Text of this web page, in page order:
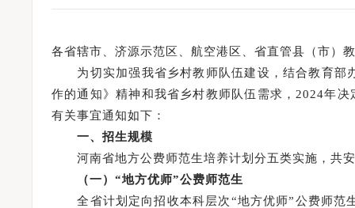
各省辖市、济源示范区、航空港区、省直管县（市）
为切实加强我省乡村教师队伍建设，结合教育部
作的通知》精神和我省乡村教师队伍需求，2024年
有关事宜通知如下：
一、招生规模
河南省地方公费师范生培养计划分五类实施，共
（一）“地方优师”公费师范生
全省计划定向招收本科层次“地方优师”公费师范